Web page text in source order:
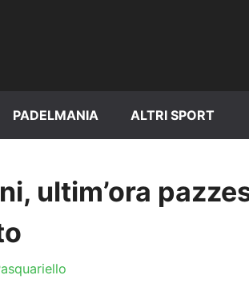
PADELMANIA ALTRI SPORT
ultim’ora